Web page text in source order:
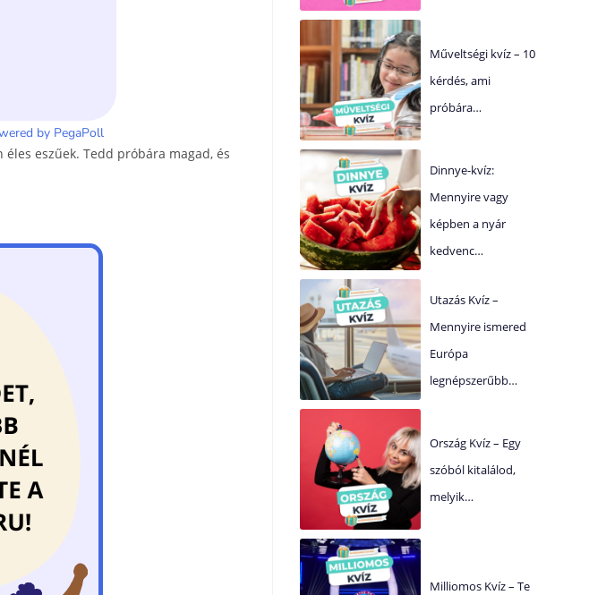
eszűek. Tedd próbára magad, és
Műveltségi kvíz – 10
kérdés, ami
próbára…
Dinnye-kvíz:
Mennyire vagy
képben a nyár
kedvenc…
Utazás Kvíz –
Mennyire ismered
Európa
legnépszerűbb…
Ország Kvíz – Egy
szóból kitalálod,
melyik…
Milliomos Kvíz – Te